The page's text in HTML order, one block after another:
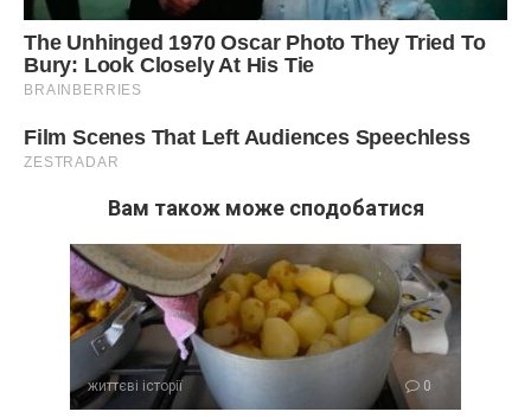
Вам також може сподобатися
життєві історії 0